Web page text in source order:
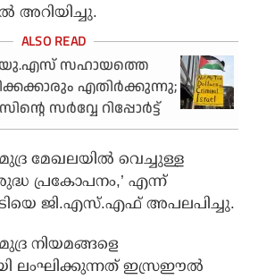
അറിയിച്ചു.
സഹായത്തെ
എതിർക്കുന്നു;
സർവ്വേ റിപ്പോർട്ട്
മേഖലയില്‍ വെച്ചുള്ള
പ്രകോപനം,’ എന്ന്
ജി.എസ്.എഫ് അപലപിച്ചു.
നിയമങ്ങളെ
ലംഘിക്കുന്നത് ഇസ്രഈല്‍